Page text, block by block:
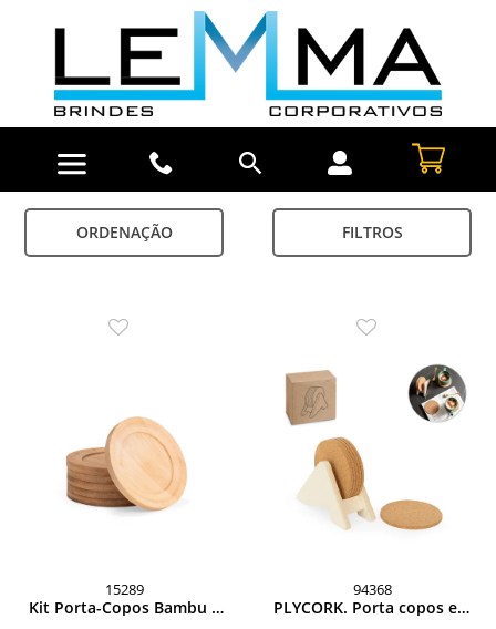
ORDENAÇÃO FILTROS
15289
Kit Porta-Copos Bambu 6
94368
PLYCORK. Porta copos em